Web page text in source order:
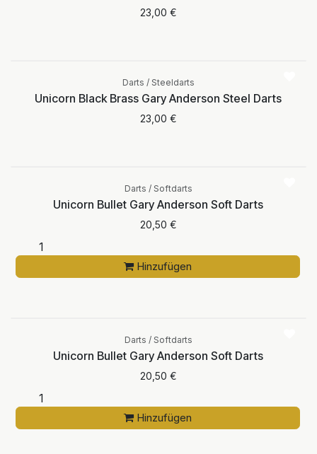
23,00 €
Darts / Steeldarts
Unicorn Black Brass Gary Anderson Steel Darts
23,00 €
Darts / Softdarts
Unicorn Bullet Gary Anderson Soft Darts
20,50 €
Hinzufügen
Darts / Softdarts
Unicorn Bullet Gary Anderson Soft Darts
20,50 €
Hinzufügen